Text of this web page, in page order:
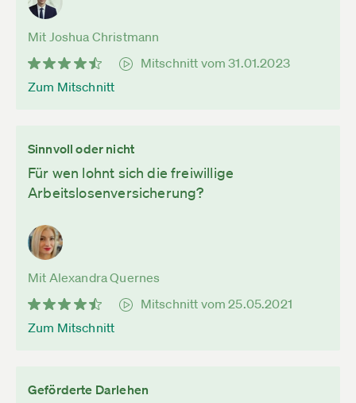
Mit Joshua Christmann
Mitschnitt vom 31.01.2023
Zum Mitschnitt
Sinnvoll oder nicht
Für wen lohnt sich die freiwillige
Arbeitslosenversicherung?
Mit Alexandra Quernes
Mitschnitt vom 25.05.2021
Zum Mitschnitt
Geförderte Darlehen